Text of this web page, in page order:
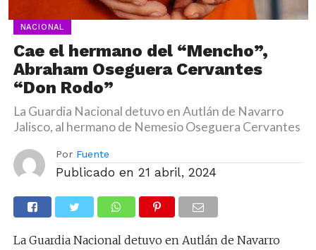
NACIONAL
Cae el hermano del “Mencho”,
Abraham Oseguera Cervantes
“Don Rodo”
La Guardia Nacional detuvo en Autlán de Navarro
Jalisco, al hermano de Nemesio Oseguera Cervantes
Por Fuente
Publicado en 21 abril, 2024
La Guardia Nacional detuvo en Autlán de Navarro